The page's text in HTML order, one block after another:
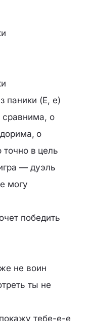
паники (Е, е)
сравнима, о
о
в цель
— дуэль
могу
победить
не воин
ты не
тебе-е-е